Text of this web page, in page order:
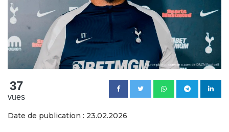
37
vues
Date de publication : 23.02.2026